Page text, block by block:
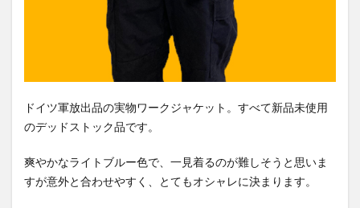
ドイツ軍放出品の実物ワークジャケット。すべて新品未使用
のデッドストック品です。
爽やかなライトブルー色で、一見着るのが難しそうと思いま
すが意外と合わせやすく、とてもオシャレに決まります。